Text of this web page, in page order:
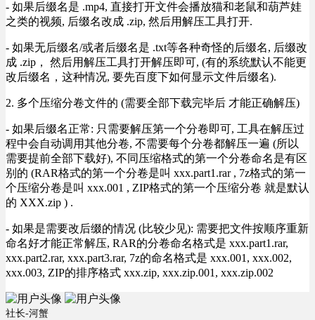
- 如果后缀名是 .mp4, 直接打开文件会播放猫和老鼠和葫芦娃
之类的视频, 后缀名改成 .zip, 然后用解压工具打开.
- 如果无后缀名/或者后缀名是 .txt等各种奇怪的后缀名, 后缀改
成 .zip， 然后用解压工具打开解压即可, (有的系统默认不能更
改后缀名，这种情况, 要先百度下如何显示文件后缀名).
2. 多个压缩分卷文件的 (需要全部下载完毕后 才能正确解压)
- 如果后缀名正常: 只需要解压第一个分卷即可, 工具在解压过
程中会自动调用其他分卷, 不需要每个分卷都解压一遍 (所以
需要提前全部下载好), 不同压缩格式的第一个分卷命名是有区
别的 (RAR格式的第一个分卷是叫 xxx.part1.rar , 7z格式的第一
个压缩分卷是叫 xxx.001 , ZIP格式的第一个压缩分卷 就是默认
的 XXX.zip ) .
- 如果是需要改后缀的情况 (比较少见): 需要把文件按顺序重新
命名好才能正常解压, RAR的分卷命名格式是 xxx.part1.rar,
xxx.part2.rar, xxx.part3.rar, 7z的命名格式是 xxx.001, xxx.002,
xxx.003, ZIP的排序格式 xxx.zip, xxx.zip.001, xxx.zip.002
社长-河蟹